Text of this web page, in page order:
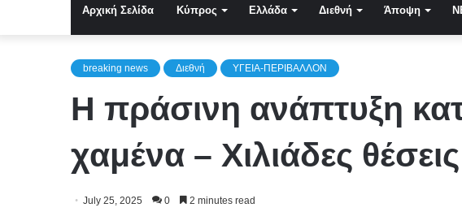
Αρχική Σελίδα Κύπρος Ελλάδα Διεθνή Άποψη
breaking news Διεθνή ΥΓΕΙΑ-ΠΕΡΙΒΑΛΛΟΝ
H πράσινη ανάπτυξη
χαμένα – Χιλιάδες
July 25, 2025 0 2 minutes read